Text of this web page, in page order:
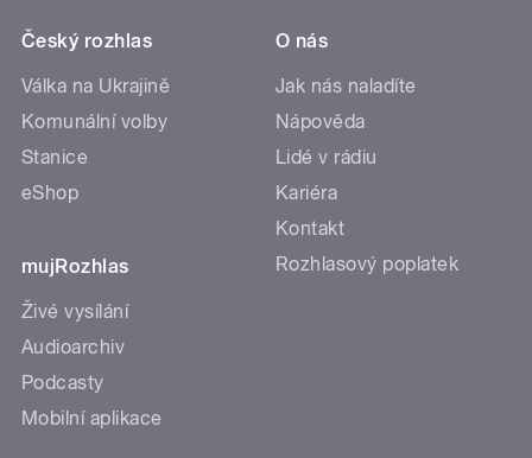
Český rozhlas
Válka na Ukrajině
Komunální volby
Stanice
eShop
mujRozhlas
Živé vysílání
Audioarchiv
Podcasty
Mobilní aplikace
O nás
Jak nás naladíte
Nápověda
Lidé v rádiu
Kariéra
Kontakt
Rozhlasový poplatek